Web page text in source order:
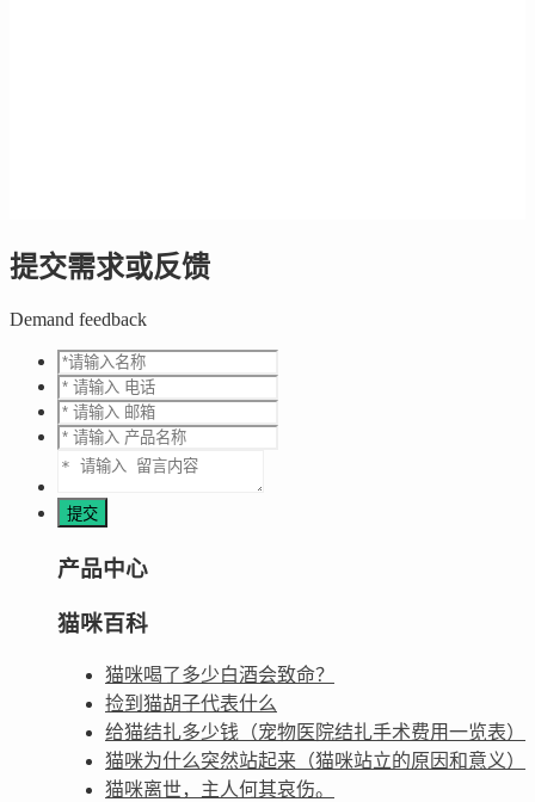
提交需求或反馈
Demand feedback
产品中心
猫咪百科
猫咪喝了多少白酒会致命？
捡到猫胡子代表什么
给猫结扎多少钱（宠物医院结扎手术费用一览表）
猫咪为什么突然站起来（猫咪站立的原因和意义）
猫咪离世，主人何其哀伤。